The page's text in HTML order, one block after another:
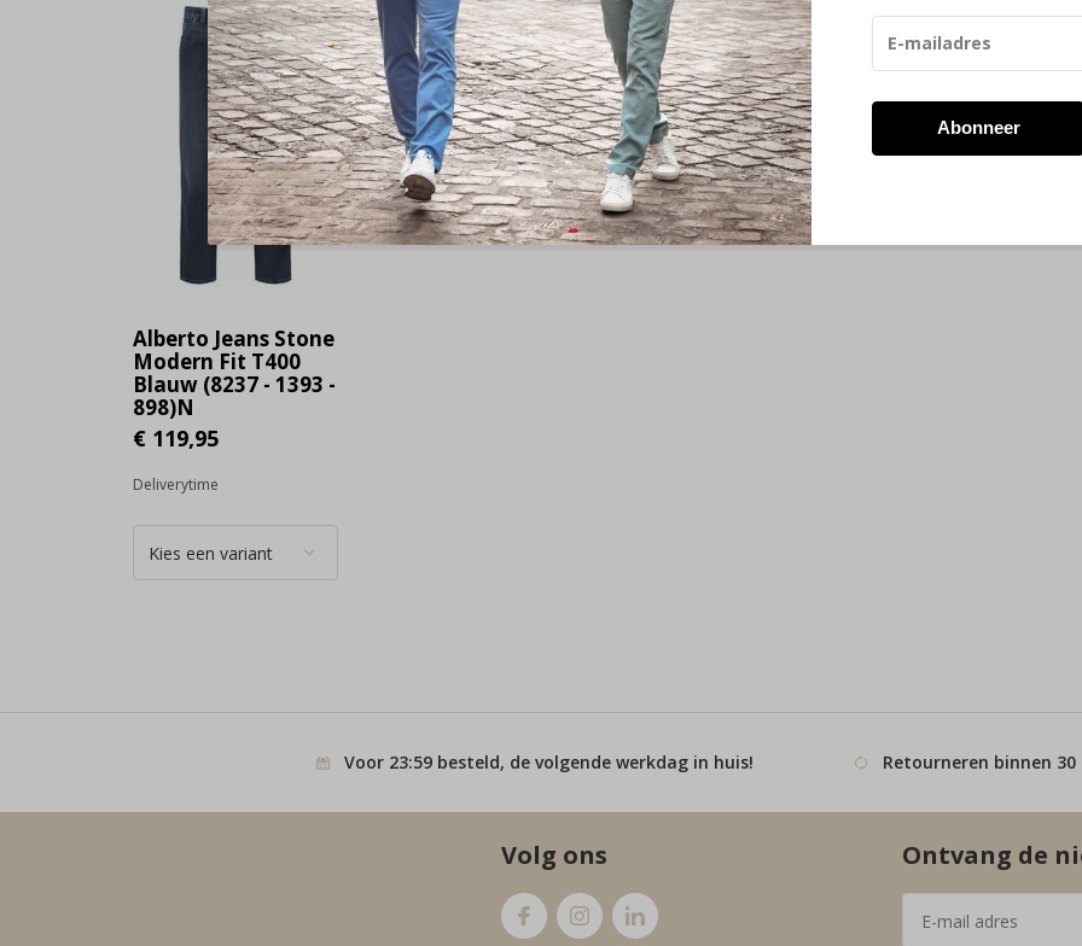
Alberto Jeans Stone
Modern Fit T400
Blauw (8237 - 1393 -
898)N
€ 119,95
Deliverytime
Abonneer
Voor 23:59 besteld, de volgende werkdag in huis! Retourneren binnen 30
Volg ons Ontvang de